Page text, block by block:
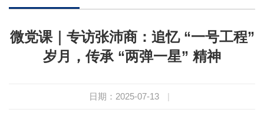
微党课｜专访张沛商：追忆 “一号工程”
岁月，传承 “两弹一星” 精神
日期：2025-07-13 |